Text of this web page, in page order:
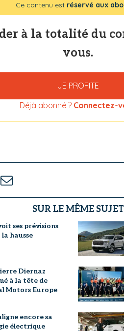
Ce contenu est réservé aux
à la totalité du
vous.
JE PROFITE
Déjà abonné ? Connectez-
SUR LE MÊME SUJET
ses prévisions
hausse
Diernaz
à la tête de
Motors Europe
encore sa
électrique